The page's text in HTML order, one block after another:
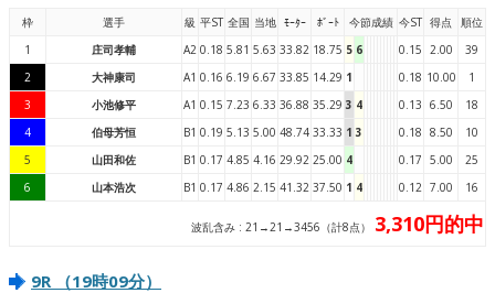
枠 選手 級 平ST 全国 当地 ﾓｰﾀｰ ﾎﾞｰﾄ 今節成績 今ST 得点
順位
1
庄司孝輔 A2 0.18 5.81 5.63 33.82 18.75 5 6 0.15 2.00
39
2
大神康司 A1 0.16 6.19 6.67 33.85 14.29 1 0.18 10.00
1
3
小池修平 A1 0.15 7.23 6.33 36.88 35.29 3 4 0.13 6.50
18
4
伯母芳恒 B1 0.19 5.13 5.00 48.74 33.33 1 3 0.18 8.50
10
5
山田和佐 B1 0.17 4.85 4.16 29.92 25.00 4 0.17 5.00
25
6
山本浩次 B1 0.17 4.86 2.15 41.32 37.50 1 4 0.12 7.00 16
波乱含み : 21→21→3456（計8点） 3,310円的中
9R （19時09分）